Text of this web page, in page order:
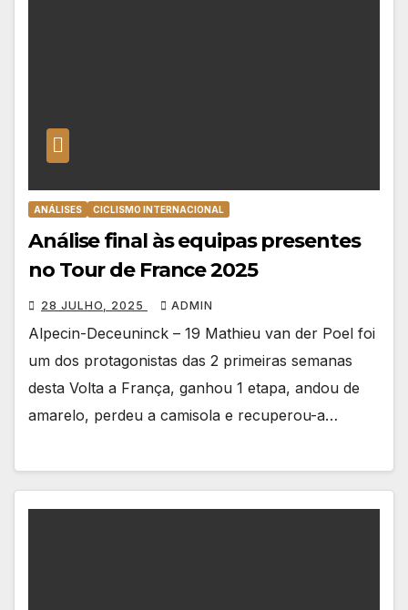
ANÁLISES CICLISMO INTERNACIONAL
Análise final às equipas presentes
no Tour de France 2025
28 JULHO, 2025 ADMIN
Alpecin-Deceuninck – 19 Mathieu van der Poel foi
um dos protagonistas das 2 primeiras semanas
desta Volta a França, ganhou 1 etapa, andou de
amarelo, perdeu a camisola e recuperou-a…